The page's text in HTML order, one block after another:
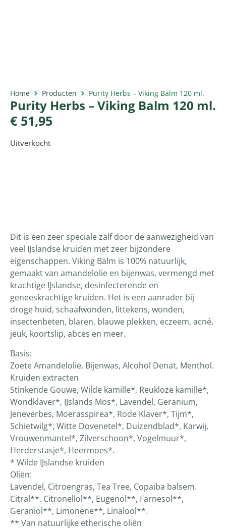
Home Producten Purity Herbs – Viking Balm 120 ml.
Purity Herbs – Viking Balm 120 ml.
€ 51,95
Uitverkocht
Dit is een zeer speciale zalf door de aanwezigheid van
veel IJslandse kruiden met zeer bijzondere
eigenschappen. Viking Balm is 100% natuurlijk,
gemaakt van amandelolie en bijenwas, vermengd met
krachtige IJslandse, desinfecterende en
geneeskrachtige kruiden. Het is een aanrader bij
droge huid, schaafwonden, littekens, wonden,
insectenbeten, blaren, blauwe plekken, eczeem, acné,
jeuk, koortslip, abces en meer.
Basis:
Zoete Amandelolie, Bijenwas, Alcohol Denat, Menthol.
Kruiden extracten
Stinkende Gouwe, Wilde kamille*, Reukloze kamille*,
Wondklaver*, IJslands Mos*, Lavendel, Geranium,
Jeneverbes, Moerasspirea*, Rode Klaver*, Tijm*,
Schietwilg*, Witte Dovenetel*, Duizendblad*, Karwij,
Vrouwenmantel*, Zilverschoon*, Vogelmuur*,
Herderstasje*, Heermoes*.
* Wilde IJslandse kruiden
Oliën:
Lavendel, Citroengras, Tea Tree, Copaiba balsem.
Citral**, Citronellol**, Eugenol**, Farnesol**,
Geraniol**, Limonene**, Linalool**.
** Van natuurlijke etherische oliën